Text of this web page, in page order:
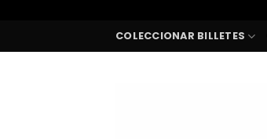
COLECCIONAR BILLETES